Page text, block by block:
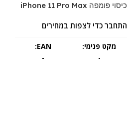
כיסוי פומפה iPhone 11 Pro Max
התחבר כדי לצפות במחירים
מקט פנימי:
-
EAN:
-